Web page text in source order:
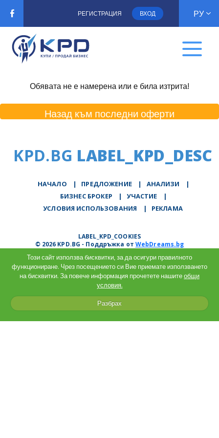
РЕГИСТРАЦИЯ ВХОД РУ
Обявата не е намерена или е била изтрита!
Назад към последни оферти
KPD.BG LABEL_KPD_DESC
НАЧАЛО | ПРЕДЛОЖЕНИЕ | АНАЛИЗИ
|
БИЗНЕС БРОКЕР
| УЧАСТИЕ
|
УСЛОВИЯ ИСПОЛЬЗОВАНИЯ
| РЕКЛАМА
LABEL_KPD_COOKIES
© 2026 KPD.BG - Поддръжка отWebDreams.bg
Този сайт използва бисквитки, за да осигури правилното
функциониране. Чрез посещението си Вие приемате използването
на бисквитки. За повече информация прочетете нашитеобщи
условия.
Разбрах